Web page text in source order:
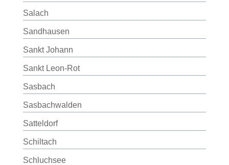
Salach
Sandhausen
Sankt Johann
Sankt Leon-Rot
Sasbach
Sasbachwalden
Satteldorf
Schiltach
Schluchsee